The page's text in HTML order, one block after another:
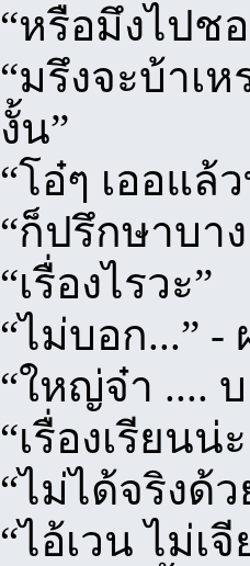
“หรือมึงไปช
“มรึงจะบ้าเ
งั้น”
“โอ๋ๆ เออแล้
“ก็ปรึกษาบา
“เรื่องไรวะ”
“ไม่บอก...” -
“ใหญ่จ๋า ....
“เรื่องเรียน
“ไม่ได้จริงด้
“ไอ้เวน ไม่เ